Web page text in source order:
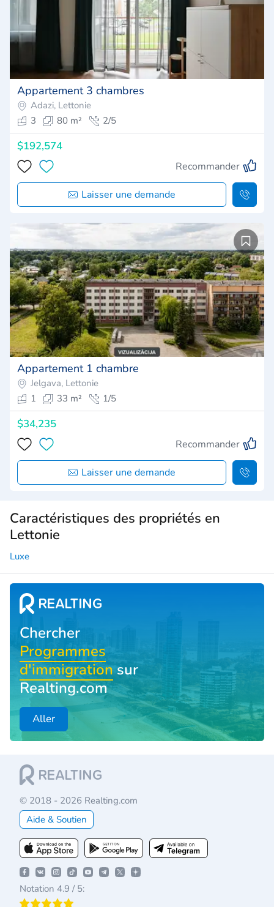
Appartement 3 chambres
Adazi, Lettonie
3
80 m² 2/5
$192,574
Recommander
Laisser une demande
Appartement 1 chambre
Jelgava, Lettonie
1
33 m² 1/5
$34,235
Recommander
Laisser une demande
Caractéristiques des propriétés en
Lettonie
Luxe
Chercher
Programmes
d'immigrationsur
Realting.com
Aller
© 2018 - 2026 Realting.com
Aide & Soutien
Notation 4.9 / 5: